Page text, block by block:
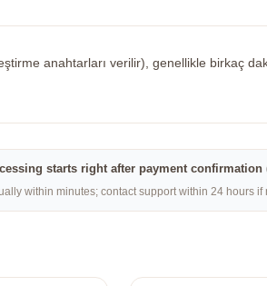
anahtarları verilir), genellikle birkaç
starts right after payment
within minutes; contact support within 24 hours if